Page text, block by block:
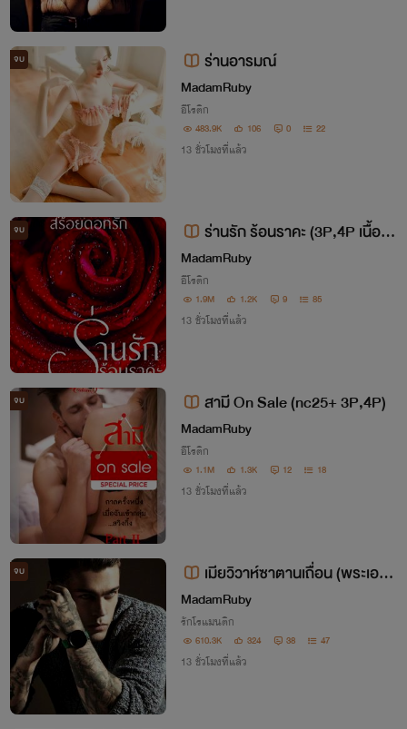
จบ ร่านอารมณ์
MadamRuby
อีโรติก
483.9K 106 0 22
13 ชั่วโมงที่แล้ว
จบ
ร่านรัก ร้อนราคะ (3P,4P เนื้อหา
รุนแรง NC25+)
MadamRuby
อีโรติก
1.9M 1.2K 9 85
13 ชั่วโมงที่แล้ว
จบ สามี On Sale (nc25+ 3P,4P)
MadamRuby
อีโรติก
1.1M 1.3K 12 18
13 ชั่วโมงที่แล้ว
จบ
เมียวิวาห์ซาตานเถื่อน (พระเอกหื่
นโหด)
MadamRuby
รักโรแมนติก
610.3K 324 38 47
13 ชั่วโมงที่แล้ว